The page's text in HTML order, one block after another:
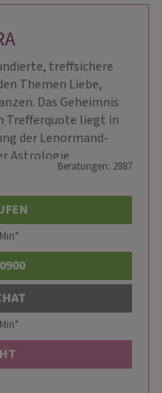
treffsichere
Themen Liebe,
Das Geheimnis
Trefferquote liegt in
der Lenormand-
Astrologie
Beratungen: 2887
*
*